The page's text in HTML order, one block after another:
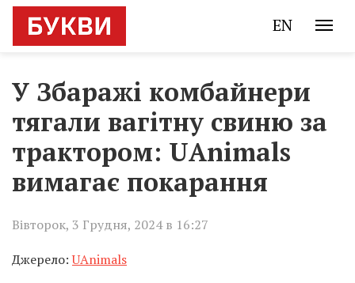
EN
У Збаражі комбайнери
тягали вагітну свиню за
трактором: UAnimals
вимагає покарання
Вівторок, 3 Грудня, 2024 в 16:27
Джерело:UAnimals